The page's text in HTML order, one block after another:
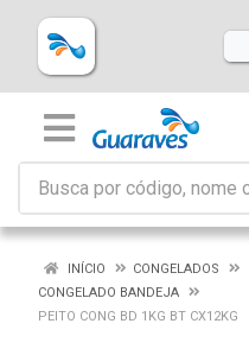
INÍCIO
CONGELADOS
CONGELADO BANDEJA
PEITO CONG BD 1KG BT CX12KG